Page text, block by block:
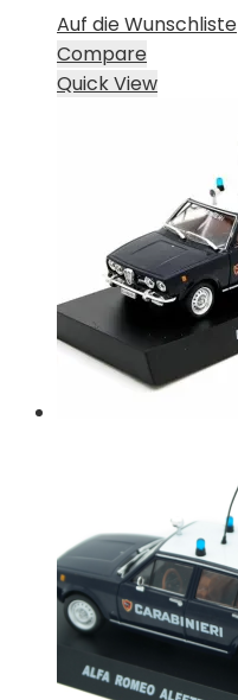
Auf die Wunschliste
Compare
Quick View